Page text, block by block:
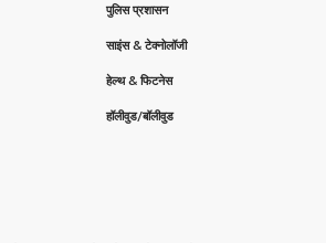
पुलिस प्रशासन
साइंस & टेक्नोलॉजी
हेल्थ & फिटनेस
हॉलीवुड/बॉलीवुड